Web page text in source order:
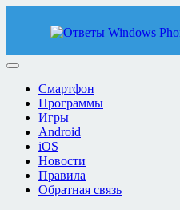
Смартфон
Программы
Игры
Android
iOS
Новости
Правила
Обратная связь